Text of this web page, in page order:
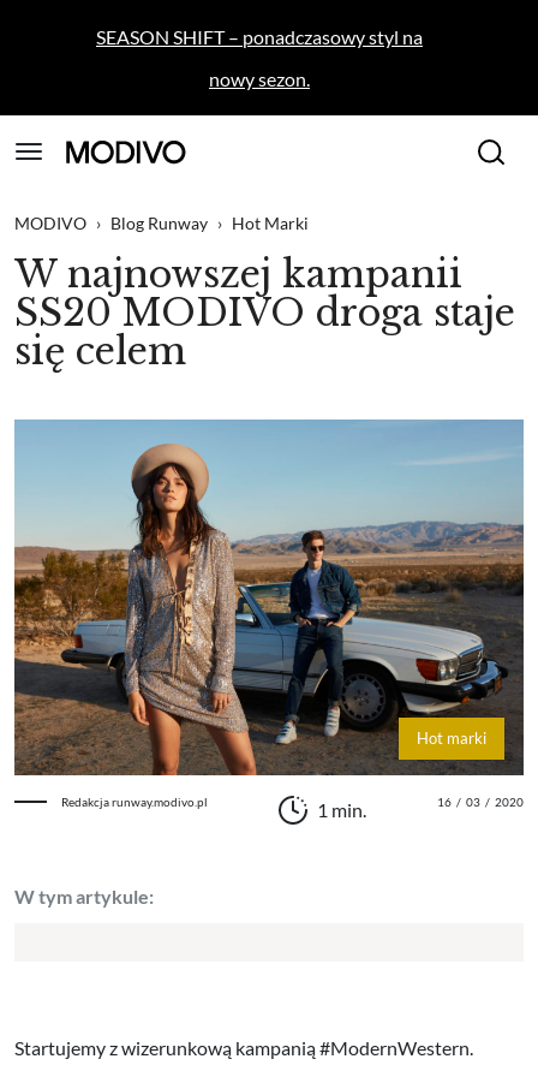
SEASON SHIFT – ponadczasowy styl na
nowy sezon.
MODIVO › Blog Runway › Hot Marki
W najnowszej kampanii
SS20 MODIVO droga staje
się celem
Hot marki
Redakcja runway.modivo.pl 1 min. 16 / 03 / 2020
W tym artykule:
Startujemy z wizerunkową kampanią #ModernWestern.